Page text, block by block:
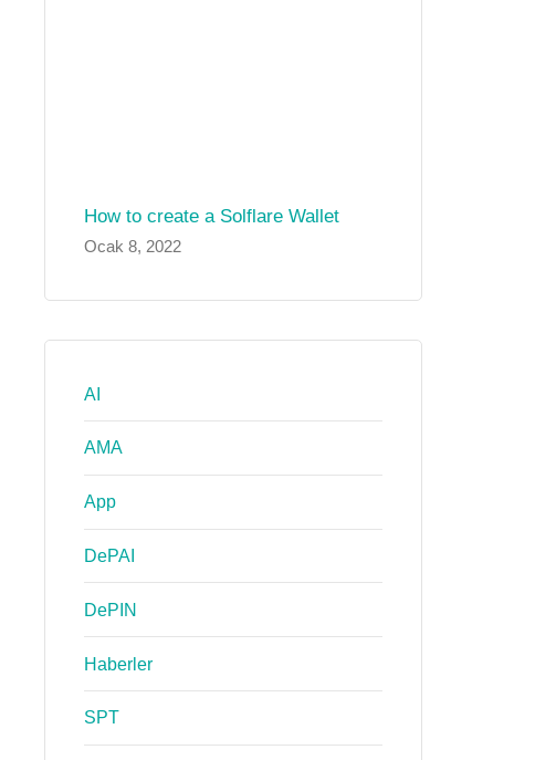
How to create a Solflare Wallet
Ocak 8, 2022
AI
AMA
App
DePAI
DePIN
Haberler
SPT